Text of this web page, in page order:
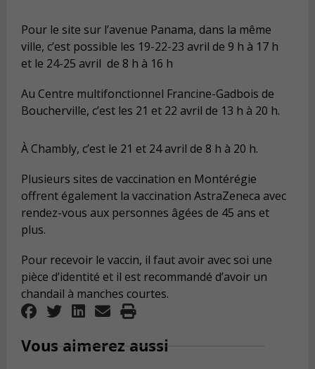
Pour le site sur l’avenue Panama, dans la même
ville, c’est possible les 19-22-23 avril de 9 h à 17 h
et le 24-25 avril de 8 h à 16 h
Au Centre multifonctionnel Francine-Gadbois de
Boucherville, c’est les 21 et 22 avril de 13 h à 20 h.
À Chambly, c’est le 21 et 24 avril de 8 h à 20 h.
Plusieurs sites de vaccination en Montérégie
offrent également la vaccination AstraZeneca avec
rendez-vous aux personnes âgées de 45 ans et
plus.
Pour recevoir le vaccin, il faut avoir avec soi une
pièce d’identité et il est recommandé d’avoir un
chandail à manches courtes.
Vous aimerez aussi